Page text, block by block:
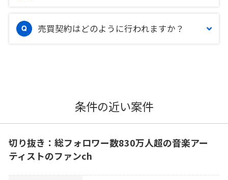
売買契約はどのように行われますか？
条件の近い案件
切り抜き：総フォロワー数830万人超の音楽アー
ティストのファンch